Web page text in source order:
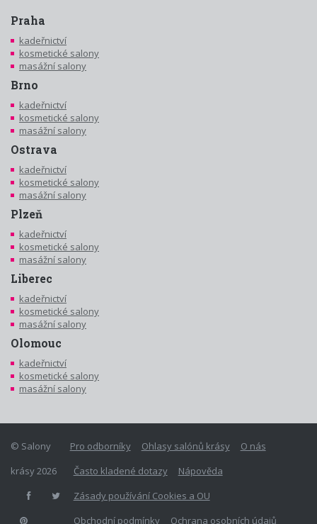
Praha
kadeřnictví
kosmetické salony
masážní salony
Brno
kadeřnictví
kosmetické salony
masážní salony
Ostrava
kadeřnictví
kosmetické salony
masážní salony
Plzeň
kadeřnictví
kosmetické salony
masážní salony
Liberec
kadeřnictví
kosmetické salony
masážní salony
Olomouc
kadeřnictví
kosmetické salony
masážní salony
Pro odborníky Ohlasy salónů krásy
O nás
Často kladené dotazy
Nápověda
Zásady používání Cookies a OU
Obchodní podmínky
Ochrana osobních údajů
© Salony
krásy 2026